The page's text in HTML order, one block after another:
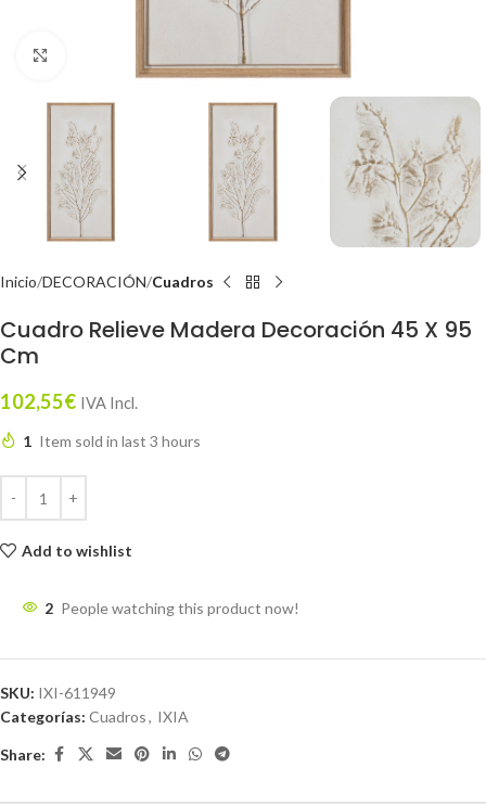
Inicio DECORACIÓN Cuadros
Cuadro Relieve Madera Decoración 45 X 95
Cm
102,55€ IVA Incl.
1 Item sold in last 3 hours
Add to wishlist
2 People watching this product now!
SKU: IXI-611949
Categorías: Cuadros, IXIA
Share: